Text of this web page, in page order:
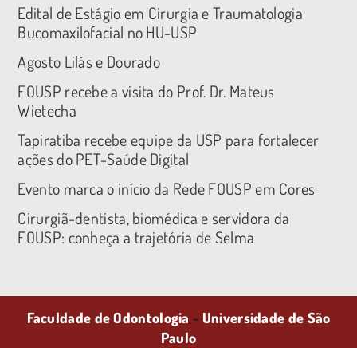
Edital de Estágio em Cirurgia e Traumatologia
Bucomaxilofacial no HU-USP
Agosto Lilás e Dourado
FOUSP recebe a visita do Prof. Dr. Mateus
Wietecha
Tapiratiba recebe equipe da USP para fortalecer
ações do PET-Saúde Digital
Evento marca o início da Rede FOUSP em Cores
Cirurgiã-dentista, biomédica e servidora da
FOUSP: conheça a trajetória de Selma
Faculdade de Odontologia - Universidade de São
Paulo